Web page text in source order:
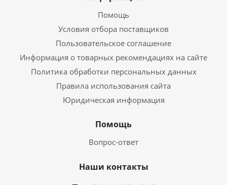
Помощь
Условия отбора поставщиков
Пользовательское соглашение
Информация о товарных рекомендациях на сайте
Политика обработки персональных данных
Правила использования сайта
Юридическая информация
Помощь
Вопрос-ответ
Наши контакты